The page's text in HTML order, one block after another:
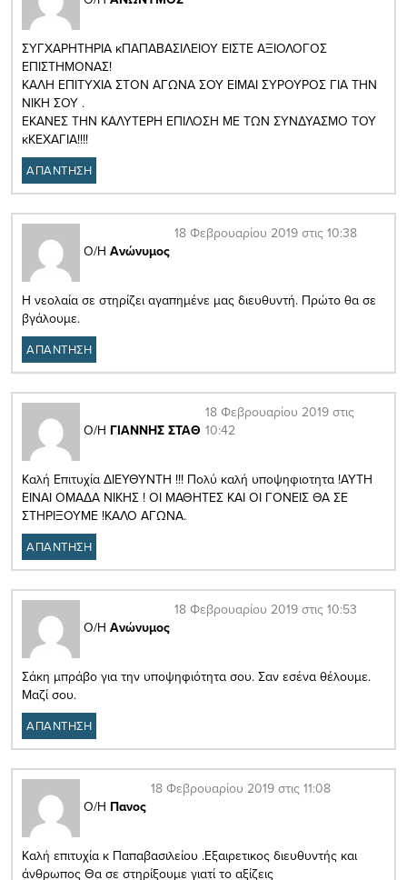
ΣΥΓΧΑΡΗΤΗΡΙΑ κΠΑΠΑΒΑΣΙΛΕΙΟΥ ΕΙΣΤΕ ΑΞΙΟΛΟΓΟΣ
ΕΠΙΣΤΗΜΟΝΑΣ!
ΚΑΛΗ ΕΠΙΤΥΧΙΑ ΣΤΟΝ ΑΓΩΝΑ ΣΟΥ ΕΙΜΑΙ ΣΥΡΟΥΡΟΣ ΓΙΑ ΤΗΝ
ΝΙΚΗ ΣΟΥ .
ΕΚΑΝΕΣ ΤΗΝ ΚΑΛΥΤΕΡΗ ΕΠΙΛΟΣΗ ΜΕ ΤΩΝ ΣΥΝΔΥΑΣΜΟ ΤΟΥ
κΚΕΧΑΓΙΑ!!!!
ΑΠΑΝΤΗΣΗ
Ο/Η Ανώνυμος
18 Φεβρουαρίου 2019 στις 10:38
Η νεολαία σε στηρίζει αγαπημένε μας διευθυντή. Πρώτο θα σε
βγάλουμε.
ΑΠΑΝΤΗΣΗ
Ο/Η ΓΙΑΝΝΗΣ ΣΤΑΘ
18 Φεβρουαρίου 2019 στις
10:42
Καλή Επιτυχία ΔΙΕΥΘΥΝΤΗ !!! Πολύ καλή υποψηφιοτητα !ΑΥΤΗ
ΕΙΝΑΙ ΟΜΑΔΑ ΝΙΚΗΣ ! ΟΙ ΜΑΘΗΤΕΣ ΚΑΙ ΟΙ ΓΟΝΕΙΣ ΘΑ ΣΕ
ΣΤΗΡΙΞΟΥΜΕ !ΚΑΛΟ ΑΓΩΝΑ.
ΑΠΑΝΤΗΣΗ
Ο/Η Ανώνυμος
18 Φεβρουαρίου 2019 στις 10:53
Σάκη μπράβο για την υποψηφιότητα σου. Σαν εσένα θέλουμε.
Μαζί σου.
ΑΠΑΝΤΗΣΗ
Ο/Η Πανος
18 Φεβρουαρίου 2019 στις 11:08
Καλή επιτυχία κ Παπαβασιλείου .Εξαιρετικος διευθυντής και
άνθρωπος Θα σε στηρίξουμε γιατί το αξίζεις